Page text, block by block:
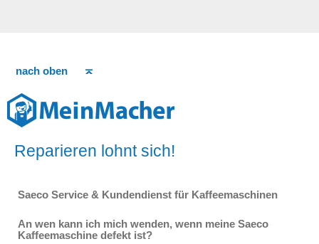
nach oben
Reparieren lohnt sich!
Saeco Service & Kundendienst für Kaffeemaschinen
An wen kann ich mich wenden, wenn meine Saeco
Kaffeemaschine defekt ist?